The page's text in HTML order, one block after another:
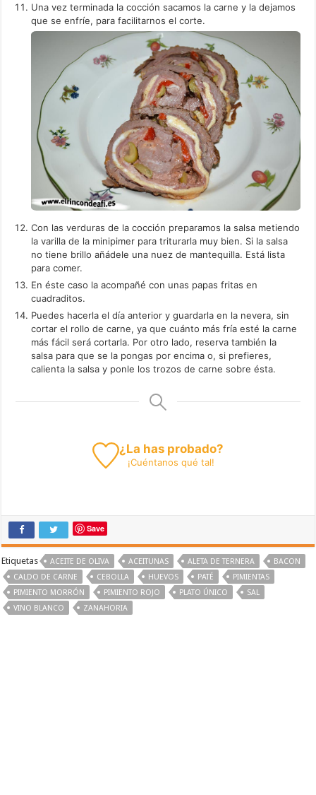
Una vez terminada la cocción sacamos la carne y la dejamos
que se enfríe, para facilitarnos el corte.
Con las verduras de la cocción preparamos la salsa metiendo
la varilla de la minipimer para triturarla muy bien. Si la salsa
no tiene brillo añádele una nuez de mantequilla. Está lista
para comer.
En éste caso la acompañé con unas papas fritas en
cuadraditos.
Puedes hacerla el día anterior y guardarla en la nevera, sin
cortar el rollo de carne, ya que cuánto más fría esté la carne
más fácil será cortarla. Por otro lado, reserva también la
salsa para que se la pongas por encima o, si prefieres,
calienta la salsa y ponle los trozos de carne sobre ésta.
¿La has probado?
¡Cuéntanos qué tal!
Save
Etiquetas ACEITE DE OLIVA ACEITUNAS ALETA DE TERNERA
BACON
CALDO DE CARNE
CEBOLLA HUEVOS PATÉ
PIMIENTAS
PIMIENTO MORRÓN
PIMIENTO ROJO PLATO ÚNICO
SAL
VINO BLANCO
ZANAHORIA